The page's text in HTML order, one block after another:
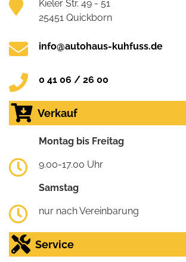
Kieler Str. 49 - 51
25451 Quickborn
info@autohaus-kuhfuss.de
0 41 06 / 26 00
Verkauf
Montag bis Freitag
9.00-17.00 Uhr
Samstag
nur nach Vereinbarung
Service